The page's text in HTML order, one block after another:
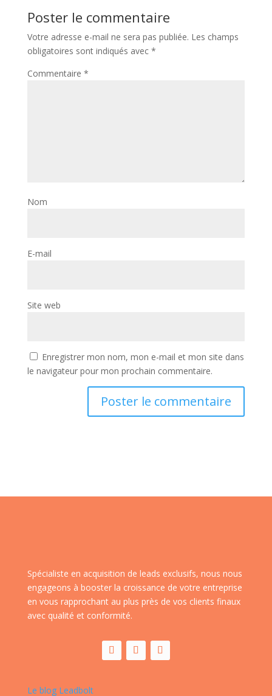
Poster le commentaire
Votre adresse e-mail ne sera pas publiée. Les champs
obligatoires sont indiqués avec *
Commentaire *
Nom
E-mail
Site web
Enregistrer mon nom, mon e-mail et mon site dans
le navigateur pour mon prochain commentaire.
Spécialiste en acquisition de leads exclusifs, nous nous
engageons à booster la croissance de votre entreprise
en vous rapprochant au plus près de vos clients finaux
avec qualité et conformité.
Le blog Leadbolt